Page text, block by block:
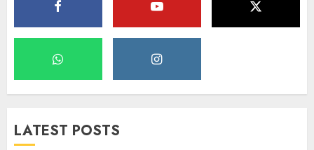
LATEST POSTS